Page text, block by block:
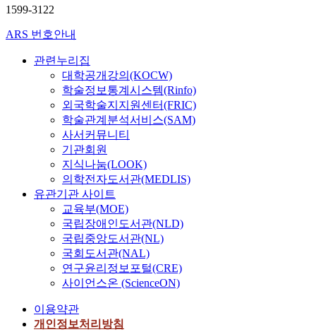
1599-3122
ARS 번호안내
관련누리집
대학공개강의(KOCW)
학술정보통계시스템(Rinfo)
외국학술지지원센터(FRIC)
학술관계분석서비스(SAM)
사서커뮤니티
기관회원
지식나눔(LOOK)
의학전자도서관(MEDLIS)
유관기관 사이트
교육부(MOE)
국립장애인도서관(NLD)
국립중앙도서관(NL)
국회도서관(NAL)
연구윤리정보포털(CRE)
사이언스온 (ScienceON)
이용약관
개인정보처리방침